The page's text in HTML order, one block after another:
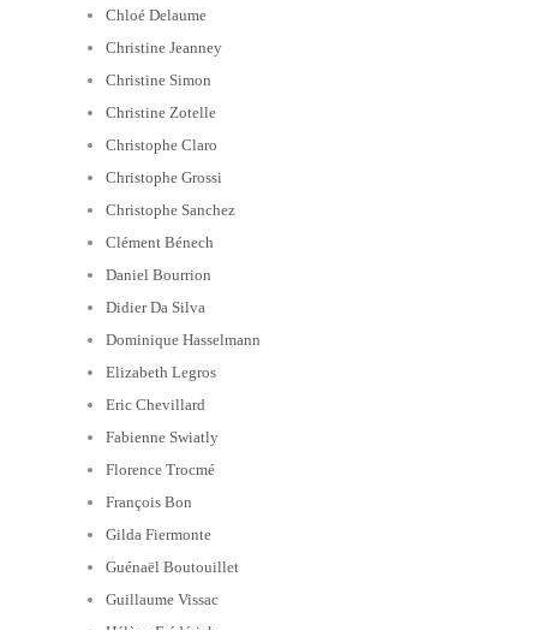
Chloé Delaume
Christine Jeanney
Christine Simon
Christine Zotelle
Christophe Claro
Christophe Grossi
Christophe Sanchez
Clément Bénech
Daniel Bourrion
Didier Da Silva
Dominique Hasselmann
Elizabeth Legros
Eric Chevillard
Fabienne Swiatly
Florence Trocmé
François Bon
Gilda Fiermonte
Guénaël Boutouillet
Guillaume Vissac